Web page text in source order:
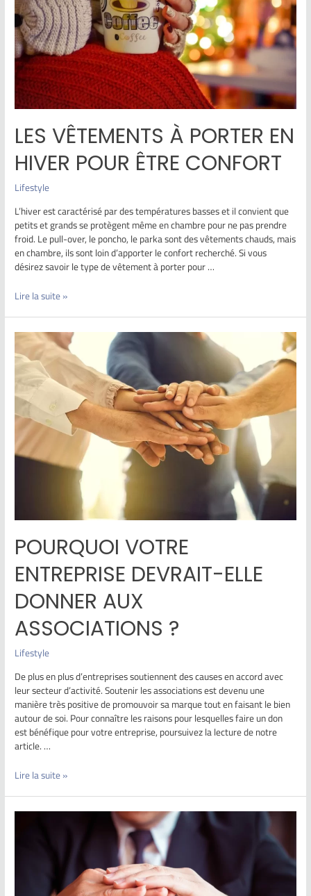
LES VÊTEMENTS À PORTER EN
HIVER POUR ÊTRE CONFORT
Lifestyle
L’hiver est caractérisé par des températures basses et il convient que
petits et grands se protègent même en chambre pour ne pas prendre
froid. Le pull-over, le poncho, le parka sont des vêtements chauds, mais
en chambre, ils sont loin d’apporter le confort recherché. Si vous
désirez savoir le type de vêtement à porter pour …
Lire la suite »
POURQUOI VOTRE
ENTREPRISE DEVRAIT-ELLE
DONNER AUX
ASSOCIATIONS ?
Lifestyle
De plus en plus d’entreprises soutiennent des causes en accord avec
leur secteur d’activité. Soutenir les associations est devenu une
manière très positive de promouvoir sa marque tout en faisant le bien
autour de soi. Pour connaître les raisons pour lesquelles faire un don
est bénéfique pour votre entreprise, poursuivez la lecture de notre
article. …
Lire la suite »